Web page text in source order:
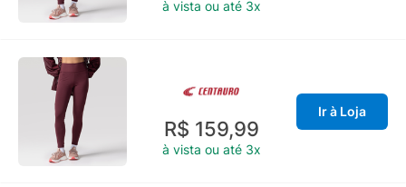
à vista ou até 3x
R$ 159,99
à vista ou até 3x
Ir à Loja